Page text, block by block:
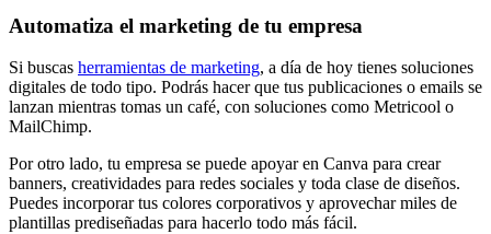
Automatiza el marketing de tu empresa
Si buscas herramientas de marketing, a día de hoy tienes soluciones
digitales de todo tipo. Podrás hacer que tus publicaciones o emails se
lanzan mientras tomas un café, con soluciones como Metricool o
MailChimp.
Por otro lado, tu empresa se puede apoyar en Canva para crear
banners, creatividades para redes sociales y toda clase de diseños.
Puedes incorporar tus colores corporativos y aprovechar miles de
plantillas prediseñadas para hacerlo todo más fácil.